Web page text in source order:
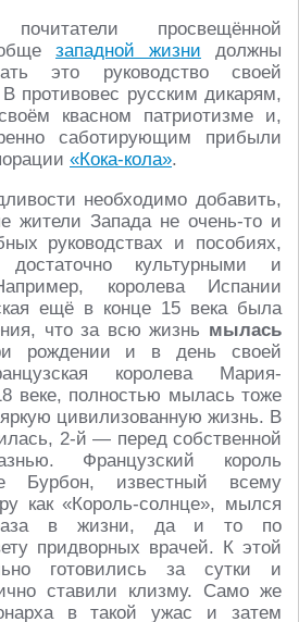
просвещённой
западной жизни должны
это руководство своей
противовес русским дикарям,
квасном патриотизме и,
саботирующим прибыли
«Кока-кола».
необходимо добавить,
жители Запада не очень-то и
руководствах и пособиях,
культурными и
королева Испании
ещё в конце 15 века была
что за всю жизнь мылась
рождении и в день своей
королева Мария-
веке, полностью мылась тоже
цивилизованную жизнь. В
2-й — перед собственной
Французский король
Бурбон, известный всему
как «Король-солнце», мылся
в жизни, да и то по
придворных врачей. К этой
готовились за сутки и
ставили клизму. Само же
в такой ужас и затем